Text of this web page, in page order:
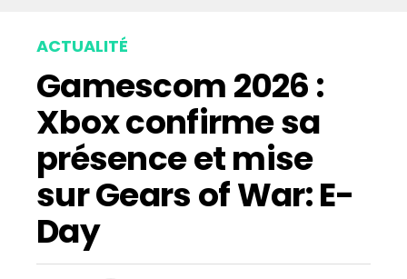
ACTUALITÉ
Gamescom 2026 :
Xbox confirme sa
présence et mise
sur Gears of War: E-
Day